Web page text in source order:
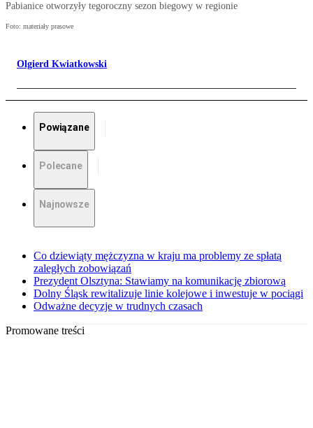
Pabianice otworzyły tegoroczny sezon biegowy w regionie
Foto: materiały prasowe
Olgierd Kwiatkowski
Powiązane
Polecane
Najnowsze
Co dziewiąty mężczyzna w kraju ma problemy ze spłatą
zaległych zobowiązań
Prezydent Olsztyna: Stawiamy na komunikację zbiorową
Dolny Śląsk rewitalizuje linie kolejowe i inwestuje w pociągi
Odważne decyzje w trudnych czasach
Promowane treści